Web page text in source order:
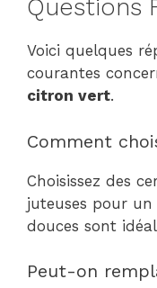
Questions
Voici quelques
courantes
citron vert.
Comment
Choisissez des
juteuses pour un
douces sont
Peut-on